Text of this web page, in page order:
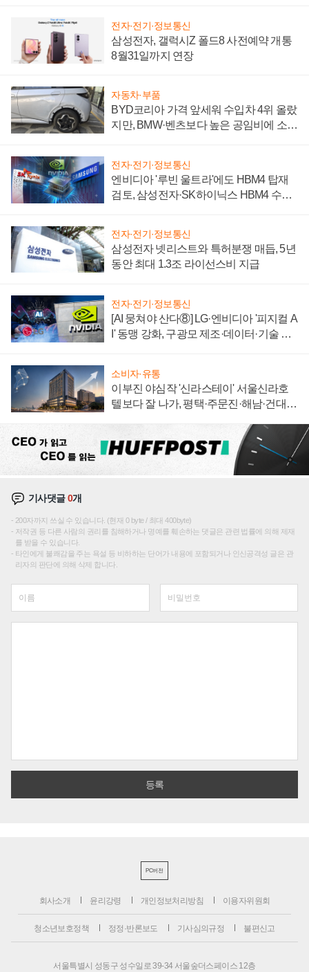
전자·전기·정보통신
삼성전자, 갤럭시Z 폴드8 사전예약 개통
8월31일까지 연장
자동차·부품
BYD코리아 가격 앞세워 수입차 4위 올랐
지만, BMW·벤츠보다 높은 공임비에 소비
전자·전기·정보통신
엔비디아 '루빈 울트라'에도 HBM4 탑재
검토, 삼성전자·SK하이닉스 HBM4 수율
전자·전기·정보통신
삼성전자 넷리스트와 특허분쟁 매듭, 5년
동안 최대 1.3조 라이선스비 지급
전자·전기·정보통신
[AI 뭉쳐야 산다⑧] LG·엔비디아 '피지컬 A
I' 동맹 강화, 구광모 제조·데이터·기술 결
소비자·유통
이부진 야심작 '신라스테이' 서울신라호
텔보다 잘 나가, 평택·주문진·해남·건대로
기사댓글0개
200자까지 쓰실 수 있습니다. (현재 0 byte / 최대 400byte)
저작권 등 다른 사람의 권리를 침해하거나 명예를 훼손하는 댓글은 관련 법률에 의해 제재
를 받을 수 있습니다.
타인에게 불쾌감을 주는 욕설 등 비하하는 단어가 내용에 포함되거나 인신공격성 글은 관
리자의 판단에 의해 삭제 합니다.
PC버전
회사소개 윤리강령 개인정보처리방침 이용자위원회
청소년보호정책 정정·반론보도 기사심의규정 불편신고
서울특별시 성동구 성수일로 39-34 서울숲더스페이스 12층